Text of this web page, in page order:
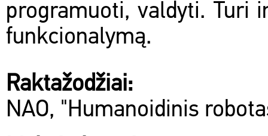
programuoti, valdyti. Turi
funkcionalymą.
Raktažodžiai:
NAO, "Humanoidinis